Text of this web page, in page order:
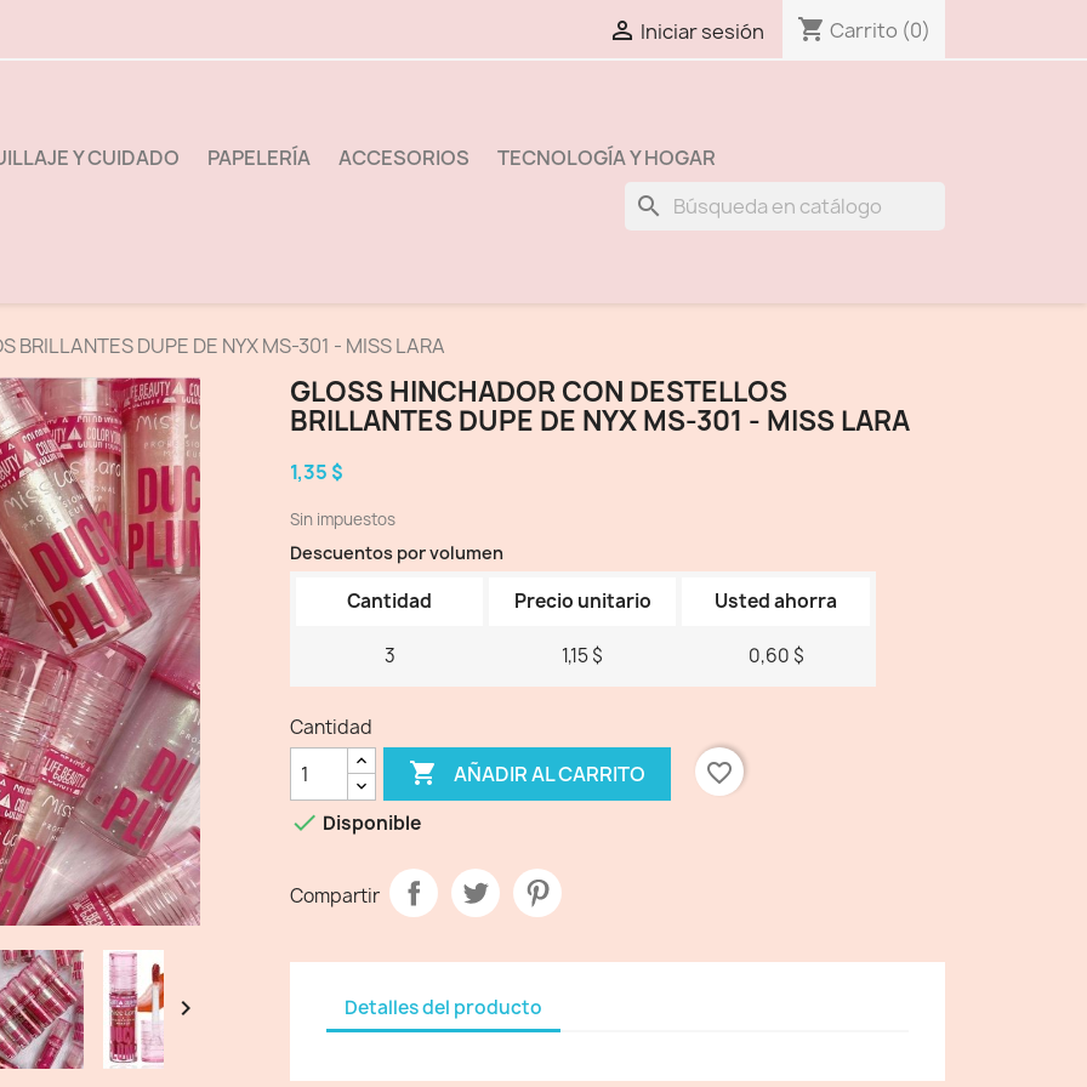
 Iniciar sesión shopping_cart Carrito (0)
Y CUIDADO PAPELERÍA ACCESORIOS TECNOLOGÍA Y HOGAR
search
BRILLANTES DUPE DE NYX MS-301 - MISS LARA

GLOSS HINCHADOR CON DESTELLOS
BRILLANTES DUPE DE NYX MS-301 - MISS LARA
1,35 $
Sin impuestos
Descuentos por volumen
Cantidad Precio unitario Usted ahorra
3 1,15 $ 0,60 $
Cantidad
 AÑADIR AL CARRITO
favorite_border
 Disponible
Compartir
Detalles del producto